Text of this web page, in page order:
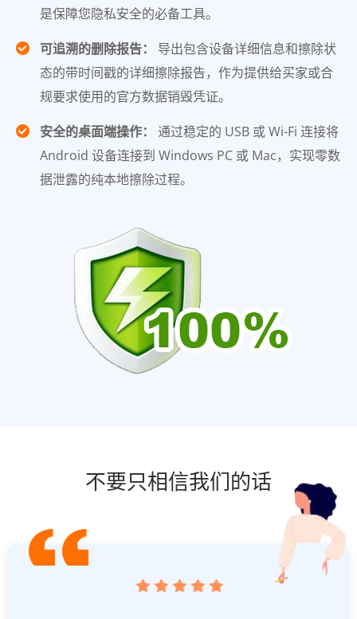
是保障您隐私安全的必备工具。
可追溯的删除报告：
导出包含设备详细信息和擦除状
态的带时间戳的详细擦除报告，作为提供给买家或合
规要求使用的官方数据销毁凭证。
安全的桌面端操作：
通过稳定的 USB 或 Wi-Fi 连接将
Android 设备连接到 Windows PC 或 Mac，实现零数
据泄露的纯本地擦除过程。
不要只相信我们的话